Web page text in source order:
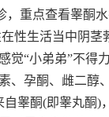
重点查看睾酮
性生活当中阴茎
觉“小弟弟”不得
、孕酮、雌二醇
睾酮(即睾丸酮)